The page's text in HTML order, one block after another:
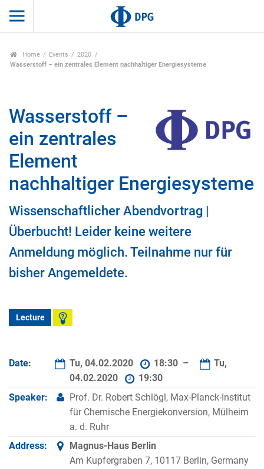
Home Events
2020
Wasserstoff – ein zentrales Element nachhaltiger Energiesysteme
Wasserstoff –
ein zentrales
Element
nachhaltiger Energiesysteme
Wissenschaftlicher Abendvortrag |
Überbucht! Leider keine weitere
Anmeldung möglich. Teilnahme nur für
bisher Angemeldete.
Lecture
Date: Tu, 04.02.2020 18:30 –
Tu,
04.02.2020
19:30
Speaker:
Prof. Dr. Robert Schlögl, Max-Planck-Institut
für Chemische Energiekonversion, Mülheim
a. d. Ruhr
Address:
Magnus-Haus Berlin
Am Kupfergraben 7, 10117 Berlin, Germany